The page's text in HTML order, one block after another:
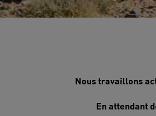
Nous travaillons
En attendant